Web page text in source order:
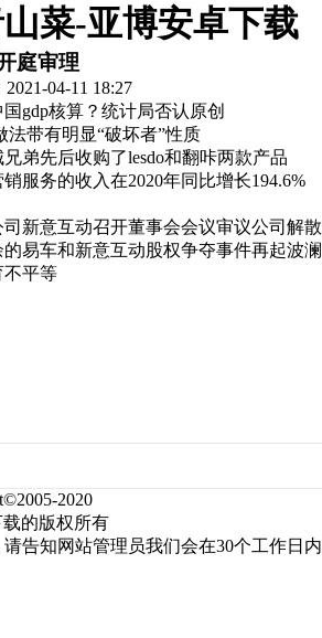
菜-亚博安卓下载
庭审理
04-11 18:27
gdp核算？统计局否认 原创
法带有明显“破坏者”性质
先后收购了lesdo和翻咔两款产品
服务的收入在2020年同比增长194.6%
意互动召开董事会会议审议公司解散
车和新意互动股权争夺事件再起波澜
平等
2020
的版权所有
告知网站管理员我们会在30个工作日内